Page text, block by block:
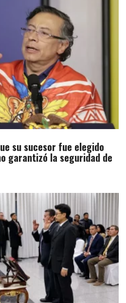
su sucesor fue elegido
garantizó la seguridad de